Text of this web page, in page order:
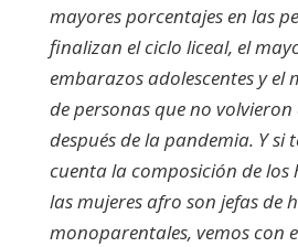
mayores porcentajes en las
finalizan el ciclo liceal, el
embarazos adolescentes y el
de personas que no volvieron
después de la pandemia. Y si
cuenta la composición de los
las mujeres afro son jefas de
monoparentales, vemos con